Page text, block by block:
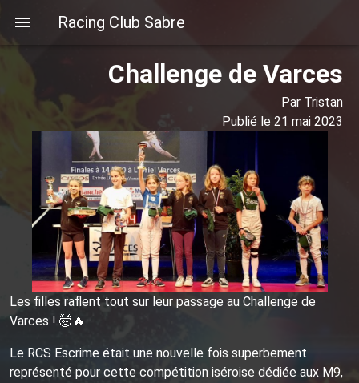
Racing Club Sabre
Challenge de Varces
Par Tristan
Publié le 21 mai 2023
Les filles raflent tout sur leur passage au Challenge de
Varces ! 🤯🔥
Le RCS Escrime était une nouvelle fois superbement
représenté pour cette compétition iséroise dédiée aux M9,